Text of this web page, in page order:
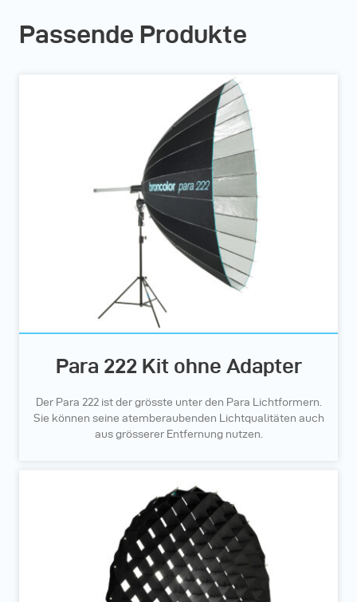
Passende Produkte
Para 222 Kit ohne Adapter
Der Para 222 ist der grösste unter den Para Lichtformern.
Sie können seine atemberaubenden Lichtqualitäten auch
aus grösserer Entfernung nutzen.